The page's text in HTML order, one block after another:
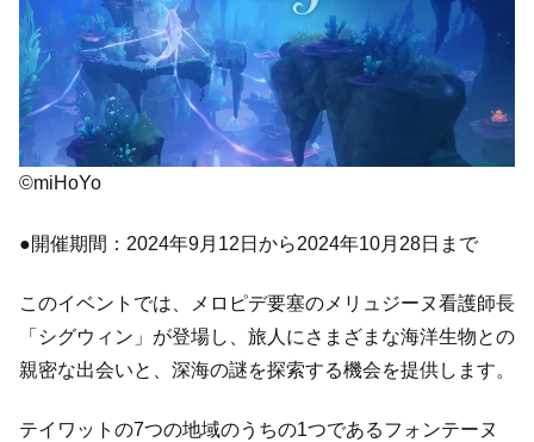
©miHoYo
●開催期間：2024年9月12日から2024年10月28日まで
このイベントでは、メロピデ要塞のメリュジーヌ看護師長
「シグウィン」が登場し、旅人にさまざまな海洋生物との
親密な出会いと、深海の謎を探索する機会を提供します。
テイワットの7つの地域のうちの1つであるフォンテーヌ